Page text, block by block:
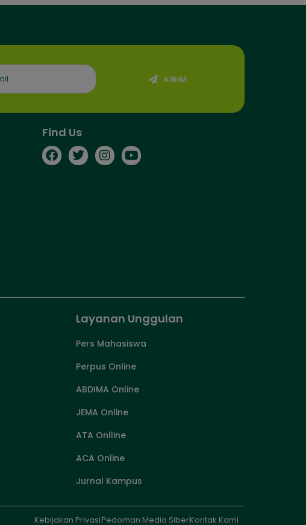
KIRIM
Find Us
Layanan Unggulan
Pers Mahasiswa
Perpus Online
ABDIMA Online
JEMA Online
ATA Onlline
ACA Online
Jurnal Kampus
Kebijakan PrivasiPedoman Media SiberKontak Kami